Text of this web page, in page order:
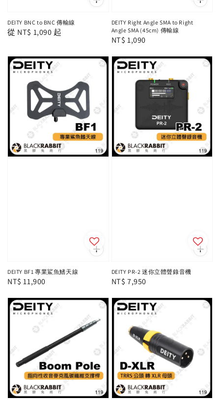
DEITY BNC to BNC 傳輸線
Regular
從 NT$ 1,090 起
DEITY Right Angle SMA to Right
Angle SMA (45cm) 傳輸線
Regular
NT$ 1,090
DEITY BF1 專業鯊魚鰭天線
Regular
NT$ 11,900
DEITY PR-2 迷你立體聲錄音機
Regular
NT$ 7,950